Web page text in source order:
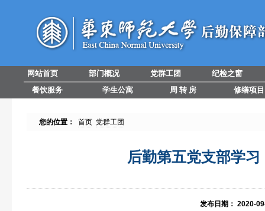
网站首页 部门概况 党群工团
纪检之窗
餐饮服务
学生公寓 周 转 房 修缮项目
您的位置： 首页 党群工团
后勤第五党支部学
发布日期： 2020-